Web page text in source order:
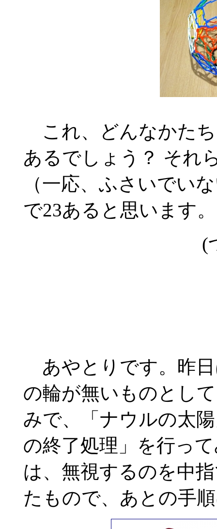
これ、どんなかた
あるでしょう？ それ
（一応、ふさいでい
で23あると思います
(
あやとりです。昨
の輪が無いものとし
みで、「ナウルの太
の終了処理」を行っ
は、無視するのを中
たもので、あとの手